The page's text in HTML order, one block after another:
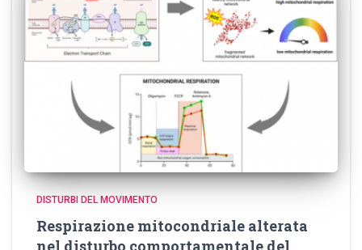
DISTURBI DEL MOVIMENTO
Respirazione mitocondriale alterata
nel disturbo comportamentale del